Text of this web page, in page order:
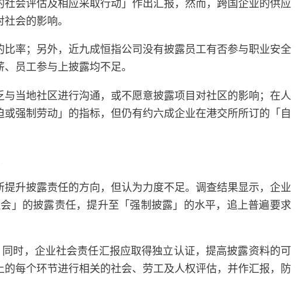
会评估及相应采取行动」作出汇报，然而，跨国企业的供应
会的影响。
率；另外，近九成恒指公司没有披露员工有否参与职业安全
员工参与上披露均不足。
当地社区进行沟通，或不愿意披露项目对社区的影响；在人
强制劳动」的指标，但仍有约六成企业在港交所所订的「自
升披露责任的方向，但认为力度不足。调查结果显示，企业
」的披露责任，提升至「强制披露」的水平，追上普遍要求
时，企业社会责任汇报应取得独立认证，提高披露资料的可
每个环节进行相关的社会、劳工及人权评估，并作汇报，防